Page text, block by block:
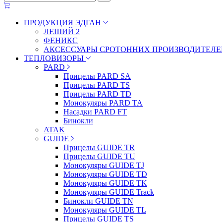
ПРОДУКЦИЯ ЭДГАН
ЛЕШИЙ 2
ФЕНИКС
АКСЕССУАРЫ СРОТОННИХ
ТЕПЛОВИЗОРЫ
PARD
Прицелы PARD SA
Прицелы PARD TS
Прицелы PARD TD
Монокуляры PARD TA
Насадки PARD FT
Бинокли
ATAK
GUIDE
Прицелы GUIDE TR
Прицелы GUIDE TU
Монокуляры GUIDE TJ
Монокуляры GUIDE TD
Монокуляры GUIDE TK
Монокуляры GUIDE Track
Бинокли GUIDE TN
Монокуляры GUIDE TL
Прицелы GUIDE TS